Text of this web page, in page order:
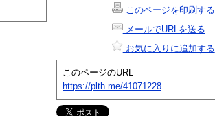
このページを印刷する
メールでURLを送る
お気に入りに追加する
このページのURL
https://plth.me/41071228